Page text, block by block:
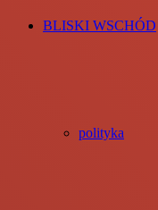
BLISKI WSCHÓD
polityka